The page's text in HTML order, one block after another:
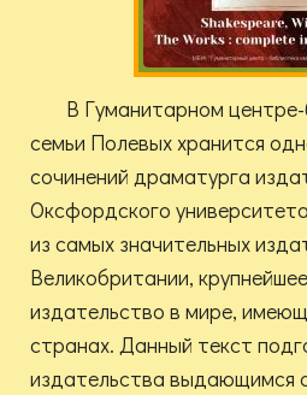
В Гуманитарном
семьи Полевых хранится
сочинений драматурга
Оксфордского
из самых значительных
Великобритании,
издательство в мире,
странах. Данный текст
издательства выдающимся